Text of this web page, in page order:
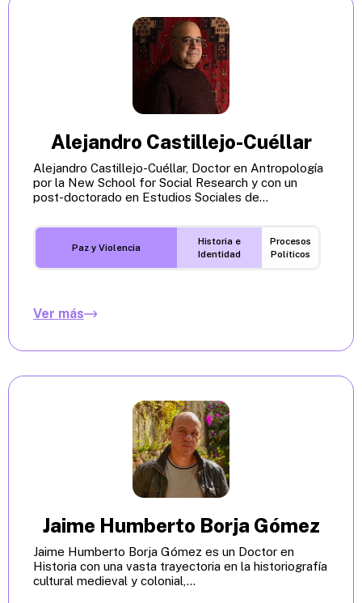
Alejandro Castillejo-Cuéllar
Alejandro Castillejo-Cuéllar, Doctor en Antropología
por la New School for Social Research y con un
post-doctorado en Estudios Sociales de...
Paz y Violencia
Historia e
Identidad
Procesos
Políticos
Ver más
Jaime Humberto Borja Gómez
Jaime Humberto Borja Gómez es un Doctor en
Historia con una vasta trayectoria en la historiografía
cultural medieval y colonial,...